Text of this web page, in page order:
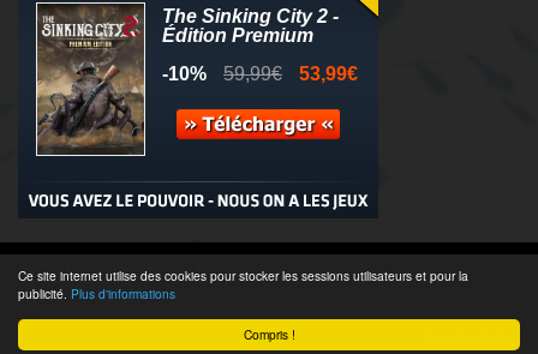
Compris !
Ce site internet utilise des cookies pour stocker les sessions utilisateurs et pour la
publicité. Plus d'informations